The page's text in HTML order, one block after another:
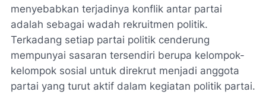
menyebabkan terjadinya konflik antar partai
adalah sebagai wadah rekruitmen politik.
Terkadang setiap partai politik cenderung
mempunyai sasaran tersendiri berupa kelompok-
kelompok sosial untuk direkrut menjadi anggota
partai yang turut aktif dalam kegiatan politik partai.